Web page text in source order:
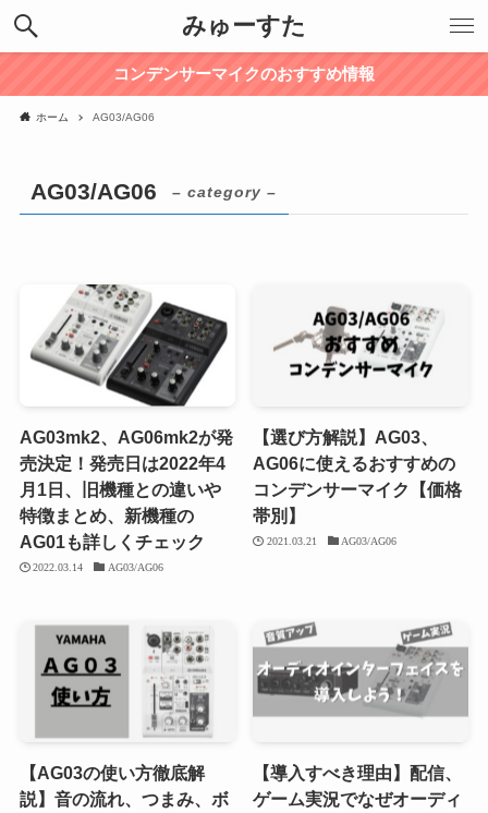
みゅーすた
コンデンサーマイクのおすすめ情報
ホーム AG03/AG06
AG03/AG06 – category –
AG03mk2、AG06mk2が発
売決定！発売日は2022年4
月1日、旧機種との違いや
特徴まとめ、新機種の
AG01も詳しくチェック
2022.03.14 AG03/AG06
【選び方解説】AG03、
AG06に使えるおすすめの
コンデンサーマイク【価格
帯別】
2021.03.21 AG03/AG06
【AG03の使い方徹底解
説】音の流れ、つまみ、ボ
【導入すべき理由】配信、
ゲーム実況でなぜオーディ